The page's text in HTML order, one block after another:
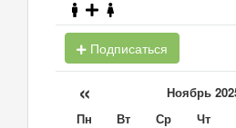
Подписаться
« Ноябрь
Пн Вт Ср Чт